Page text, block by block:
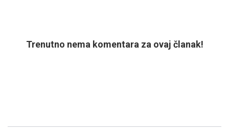
Trenutno nema komentara za ovaj članak!